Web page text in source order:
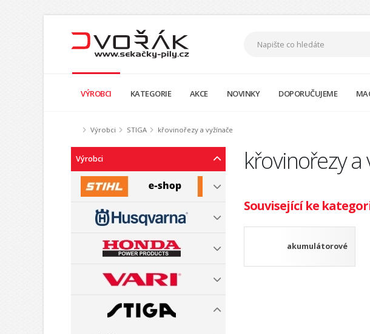
VÝROBCI KATEGORIE AKCE NOVINKY DOPORUČUJEME
Výrobci STIGA křovinořezy a vyžínače
Výrobci křovinořezy a
Související ke
akumulátorové